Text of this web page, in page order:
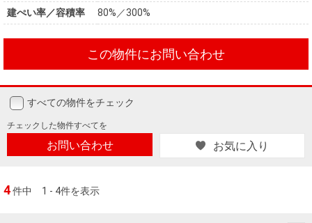
建ぺい率／容積率
80%／300%
この物件にお問い合わせ
すべての物件をチェック
チェックした物件すべてを
お問い合わせ お気に入り
4件中 1 - 4件を表示